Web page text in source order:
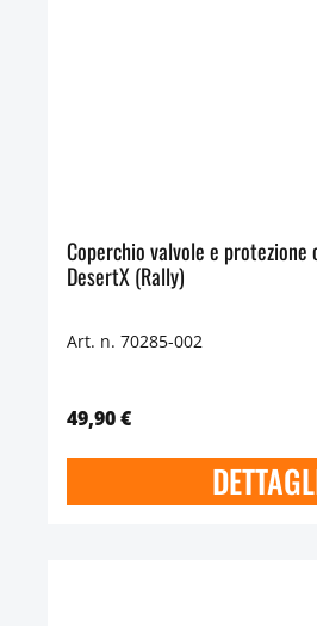
Coperchio valvole e
DesertX (Rally)
Art. n. 70285-002
49,90 €